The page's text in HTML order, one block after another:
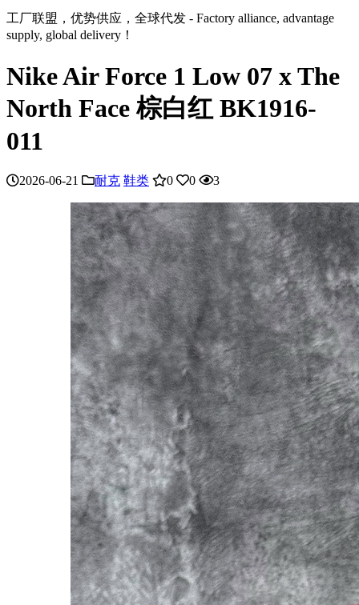
工厂联盟，优势供应，全球代发 - Factory alliance, advantage
supply, global delivery！
Nike Air Force 1 Low 07 x The
North Face 棕白红 BK1916-
011
2026-06-21 耐克 鞋类 0 0 3